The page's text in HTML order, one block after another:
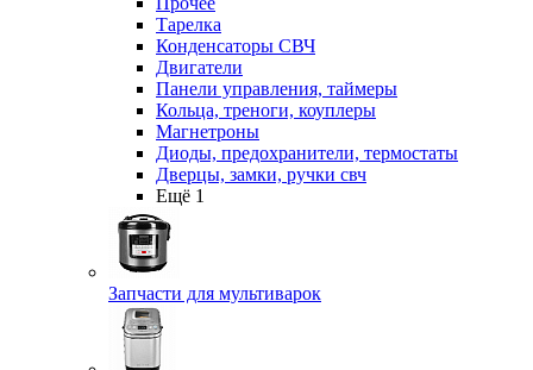
Тарелка
Конденсаторы СВЧ
Двигатели
Панели управления, таймеры
Кольца, треноги, коуплеры
Магнетроны
Диоды, предохранители, термостаты
Дверцы, замки, ручки свч
Ещё 1
Запчасти для мультиварок